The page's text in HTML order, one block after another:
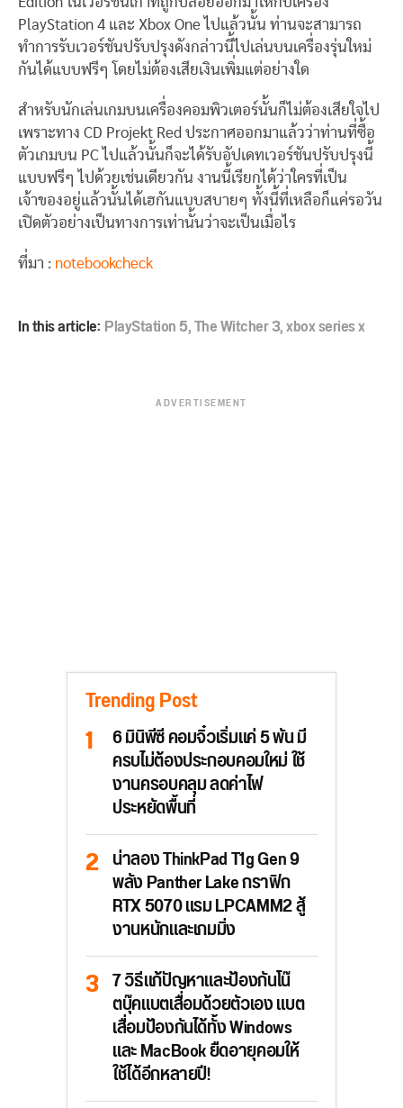
PlayStation 4 และ Xbox One ไปแล้วนั้น ท่านจะสามารถ
ทำการรับเวอร์ชันปรับปรุงดังกล่าวนี้ไปเล่นบนเครื่องรุ่นใหม่
กันได้แบบฟรีๆ โดยไม่ต้องเสียเงินเพิ่มแต่อย่างใด
สำหรับนักเล่นเกมบนเครื่องคอมพิวเตอร์นั้นก็ไม่ต้องเสียใจไป
เพราะทาง CD Projekt Red ประกาศออกมาแล้วว่าท่านที่ซื้อ
ตัวเกมบน PC ไปแล้วนั้นก็จะได้รับอัปเดทเวอร์ชันปรับปรุงนี้
แบบฟรีๆ ไปด้วยเช่นเดียวกัน งานนี้เรียกได้ว่าใครที่เป็น
เจ้าของอยู่แล้วนั้นได้เฮกันแบบสบายๆ ทั้งนี้ที่เหลือก็แค่รอวัน
เปิดตัวอย่างเป็นทางการเท่านั้นว่าจะเป็นเมื่อไร
ที่มา : notebookcheck
In this article:PlayStation 5,The Witcher 3,xbox series x
ADVERTISEMENT
Trending Post
6 มินิพีซี คอมจิ๋วเริ่มแค่ 5 พัน มี
ครบไม่ต้องประกอบคอมใหม่ ใช้
งานครอบคลุม ลดค่าไฟ
ประหยัดพื้นที่
น่าลอง ThinkPad T1g Gen 9
พลัง Panther Lake กราฟิก
RTX 5070 แรม LPCAMM2 สู้
งานหนักและเกมมิ่ง
7 วิธีแก้ปัญหาและป้องกันโน๊
ตบุ๊คแบตเสื่อมด้วยตัวเอง แบต
เสื่อมป้องกันได้ทั้ง Windows
และ MacBook ยืดอายุคอมให้
ใช้ได้อีกหลายปี!